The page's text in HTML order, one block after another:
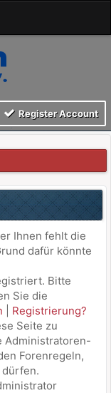
Register Account
Ihnen fehlt die
dafür könnte
Bitte
Sie die
Registrierung?
Seite zu
Administratoren-
Forenregeln,